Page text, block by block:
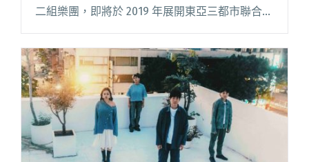
二組樂團，即將於 2019 年展開東亞三都市聯合巡
12/20（四）中午 12:00 閱讀全文 "落日飛車、
Yogee New Waves 人氣雙團聯合巡演 2/17 壓軸
登板 Legacy Taipei"